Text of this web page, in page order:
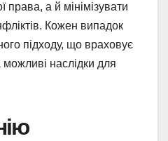
права, а й мінімізувати
Кожен випадок
підходу, що враховує
можливі наслідки для